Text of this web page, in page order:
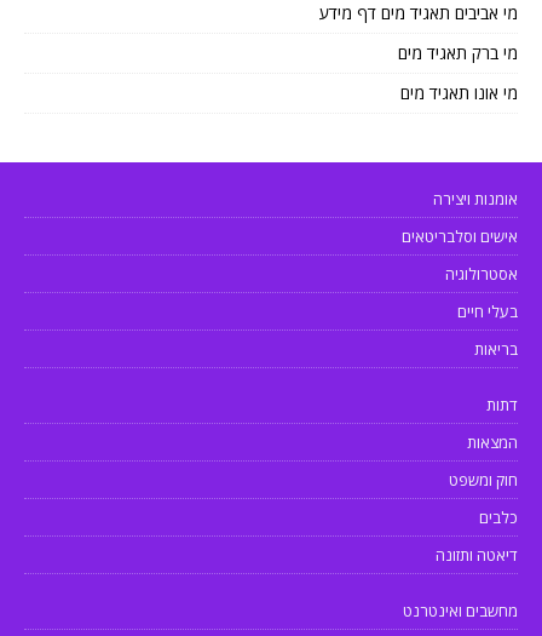
מי אביבים תאגיד מים דף מידע
מי ברק תאגיד מים
מי אונו תאגיד מים
אומנות ויצירה
אישים וסלבריטאים
אסטרולוגיה
בעלי חיים
בריאות
דתות
המצאות
חוק ומשפט
כלבים
דיאטה ותזונה
מחשבים ואינטרנט